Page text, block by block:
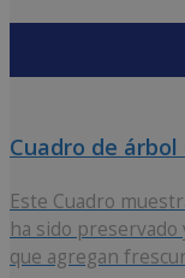
Cuadro de
Este Cuadro
ha sido preservado
que agregan